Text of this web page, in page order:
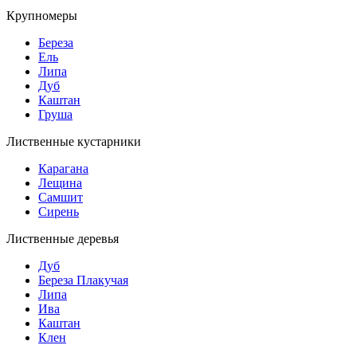
Крупномеры
Береза
Ель
Липа
Дуб
Каштан
Груша
Лиственные кустарники
Карагана
Лещина
Самшит
Сирень
Лиственные деревья
Дуб
Береза Плакучая
Липа
Ива
Каштан
Клен